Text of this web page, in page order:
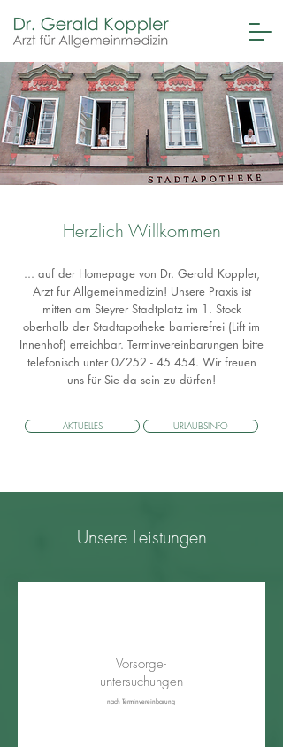
Herzlich Willkommen
... auf der Homepage von Dr. Gerald Koppler,
Arzt für Allgemeinmedizin! Unsere Praxis ist
mitten am Steyrer Stadtplatz im 1. Stock
oberhalb der Stadtapotheke barrierefrei (Lift im
Innenhof) erreichbar. Terminvereinbarungen bitte
telefonisch unter 07252 - 45 454. Wir freuen
uns für Sie da sein zu dürfen!
AKTUELLES URLAUBSINFO
Unsere Leistungen
Vorsorge-
untersuchungen
nach Terminvereinbarung